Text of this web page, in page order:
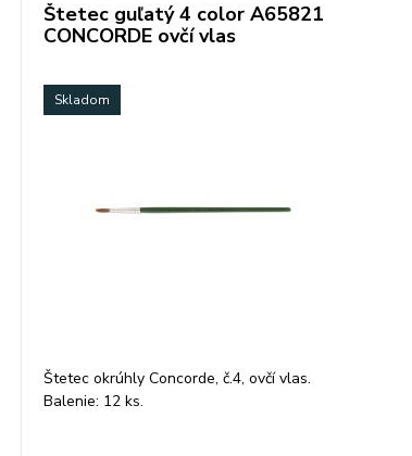
Štetec guľatý 4 color A65821
CONCORDE ovčí vlas
Skladom
Štetec okrúhly Concorde, č.4, ovčí vlas.
Balenie: 12 ks.